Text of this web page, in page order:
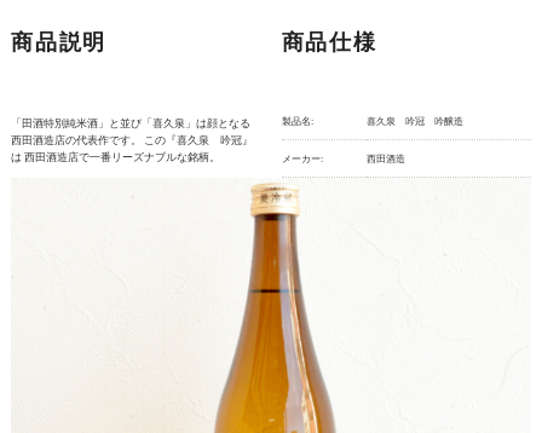
商品説明
「田酒特別純米酒」と並び「喜久泉」は顔となる
西田酒造店の代表作です。 この『喜久泉 吟冠』
は 西田酒造店で一番リーズナブルな銘柄。
商品仕様
製品名: 喜久泉 吟冠 吟醸造
メーカー: 西田酒造